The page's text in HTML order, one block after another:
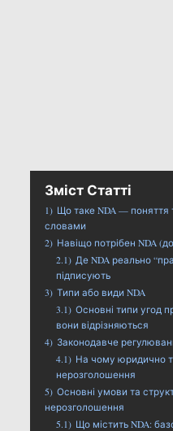
Зміст Статті
1) Що таке NDA — поняття
словами
2) Навіщо потрібен NDA
2.1) Де NDA реально
підписують
3) Типи або види NDA
3.1) Основні типи угод
вони відрізняються
4) Законодавче
4.1) На чому юридично
нерозголошення
5) Основні умови та
нерозголошення
5.1) Що містить NDA: